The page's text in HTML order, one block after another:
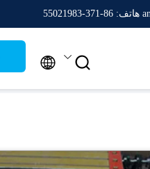
هاتف: 86-371-55021983
 